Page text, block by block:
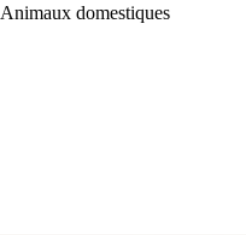
Animaux domestiques